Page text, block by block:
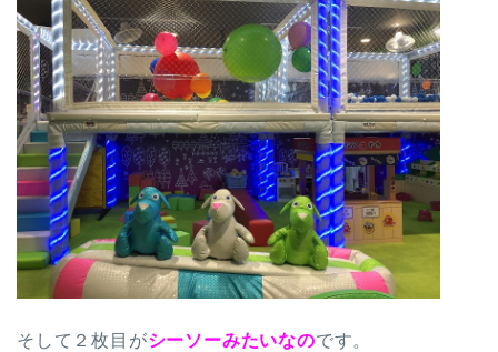
そして２枚目がシーソーみたいなのです。